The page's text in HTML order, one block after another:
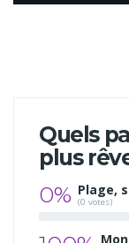
Quels
plus
0% Plage,
(0 votes)